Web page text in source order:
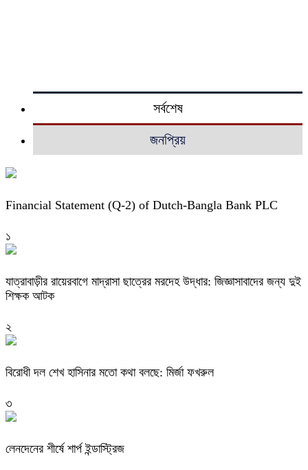
সর্বশেষ
জনপ্রিয়
Financial Statement (Q-2) of Dutch-Bangla Bank PLC
১
যাত্রাবাড়ীর রায়েরবাগে মাদ্রাসা ছাত্রের মরদেহ উদ্ধার: জিজ্ঞাসাবাদের জন্য দুই
শিক্ষক আটক
২
বিরোধী দল শেখ হাসিনার মতো কথা বলছে: মির্জা ফখরুল
৩
লেনদেনের শীর্ষে শার্প ইন্ডাস্ট্রিজ